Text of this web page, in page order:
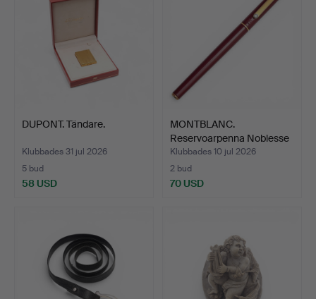
DUPONT. Tändare.
Klubbades 31 jul 2026
5 bud
58 USD
MONTBLANC.
Reservoarpenna Noblesse
Slim.
Klubbades 10 jul 2026
2 bud
70 USD